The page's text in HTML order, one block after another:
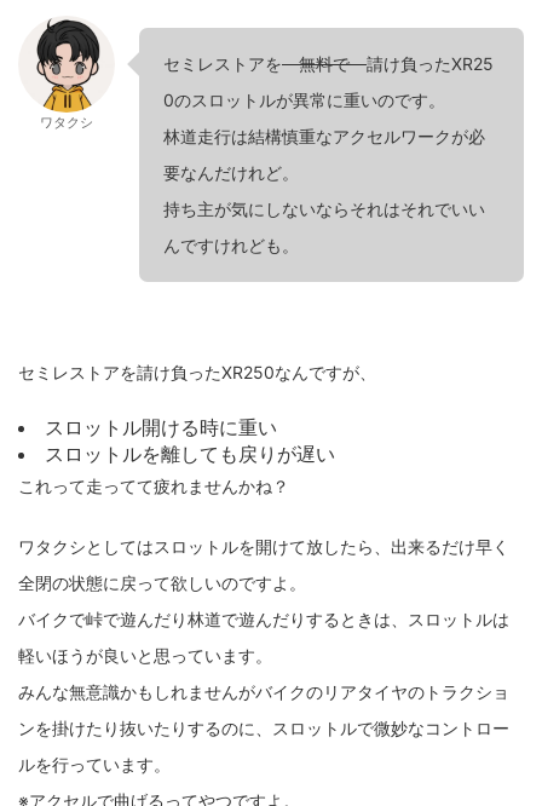
ワタクシ
セミレストアを無料で請け負ったXR25
0のスロットルが異常に重いのです。
林道走行は結構慎重なアクセルワークが必
要なんだけれど。
持ち主が気にしないならそれはそれでいい
んですけれども。
セミレストアを請け負ったXR250なんですが、
スロットル開ける時に重い
スロットルを離しても戻りが遅い
これって走ってて疲れませんかね？
ワタクシとしてはスロットルを開けて放したら、出来るだけ早く
全閉の状態に戻って欲しいのですよ。
バイクで峠で遊んだり林道で遊んだりするときは、スロットルは
軽いほうが良いと思っています。
みんな無意識かもしれませんがバイクのリアタイヤのトラクショ
ンを掛けたり抜いたりするのに、スロットルで微妙なコントロー
ルを行っています。
※アクセルで曲げるってやつですよ。